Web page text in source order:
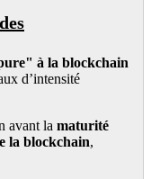
à la blockchain
d’intensité
avant la maturité
la blockchain,